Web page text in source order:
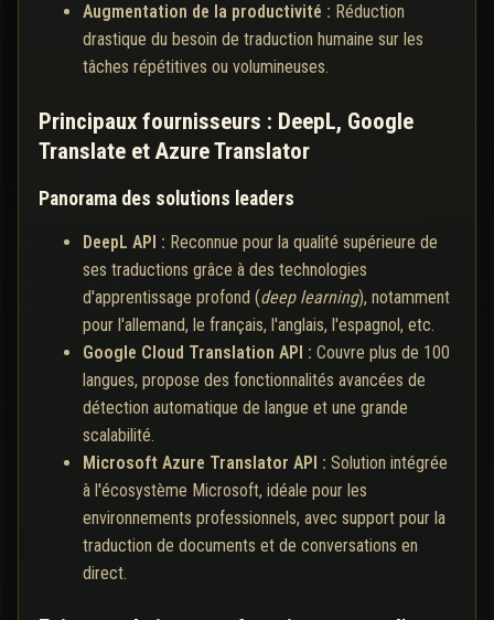
Augmentation de la productivité : Réduction
drastique du besoin de traduction humaine sur les
tâches répétitives ou volumineuses.
Principaux fournisseurs : DeepL, Google
Translate et Azure Translator
Panorama des solutions leaders
DeepL API : Reconnue pour la qualité supérieure de
ses traductions grâce à des technologies
d'apprentissage profond (deep learning), notamment
pour l'allemand, le français, l'anglais, l'espagnol, etc.
Google Cloud Translation API : Couvre plus de 100
langues, propose des fonctionnalités avancées de
détection automatique de langue et une grande
scalabilité.
Microsoft Azure Translator API : Solution intégrée
à l'écosystème Microsoft, idéale pour les
environnements professionnels, avec support pour la
traduction de documents et de conversations en
direct.